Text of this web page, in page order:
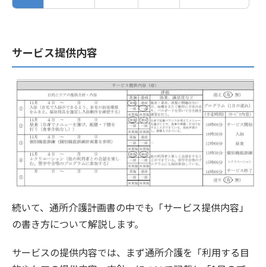
サービス提供内容
続いて、通所介護計画書の中でも「サービス提供内容」
の書き方について解説します。
サービスの提供内容では、まず通所介護を「利用する目